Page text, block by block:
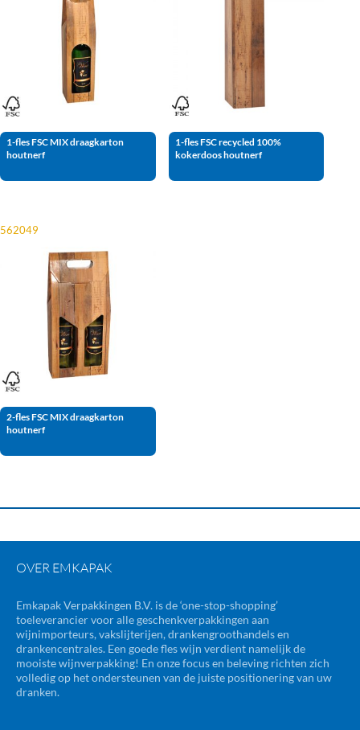
1-fles FSC MIX draagkarton
houtnerf
1-fles FSC recycled 100%
kokerdoos houtnerf
562049
2-fles FSC MIX draagkarton
houtnerf
OVER EMKAPAK
Emkapak Verpakkingen B.V. is de ‘one-stop-shopping’
toeleverancier voor alle geschenkverpakkingen aan
wijnimporteurs, vakslijterijen, drankengroothandels en
drankencentrales. Een goede fles wijn verdient namelijk de
mooiste wijnverpakking! En onze focus en beleving richten zich
volledig op het ondersteunen van de juiste positionering van uw
dranken.